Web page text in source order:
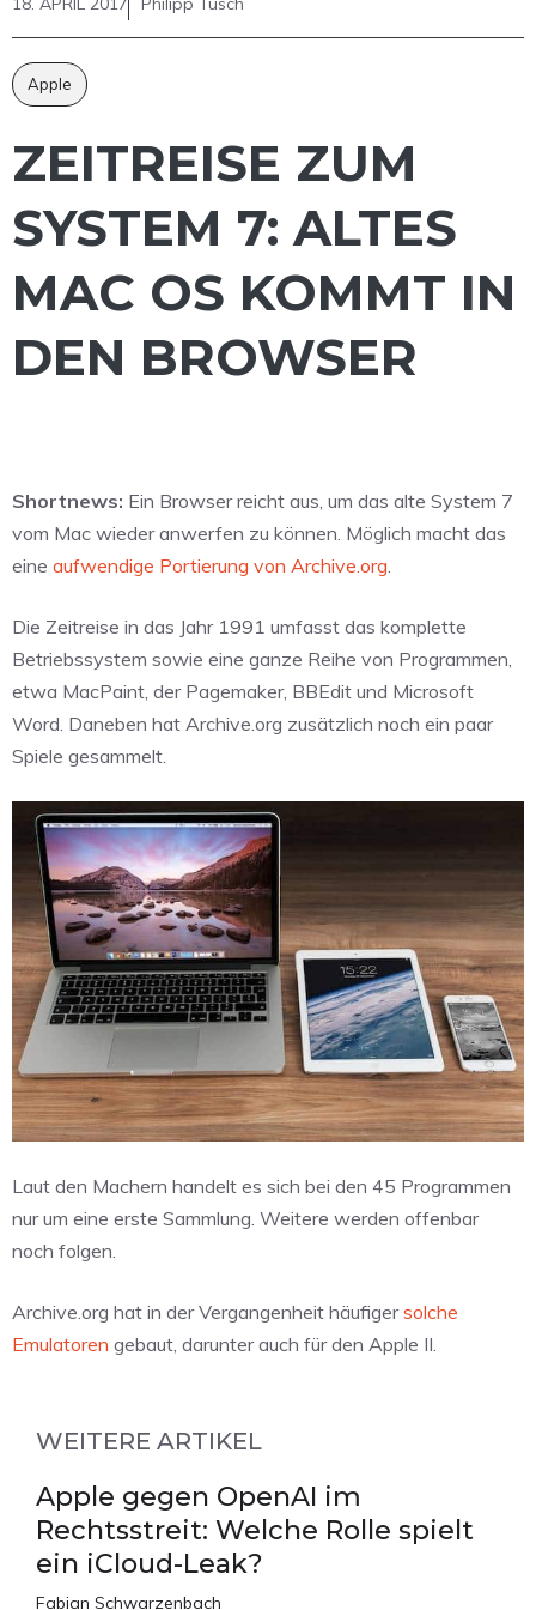
Apple
ZEITREISE ZUM
SYSTEM 7: ALTES
MAC OS KOMMT IN
DEN BROWSER
Shortnews: Ein Browser reicht aus, um das alte System 7
vom Mac wieder anwerfen zu können. Möglich macht das
eine aufwendige Portierung von Archive.org.
Die Zeitreise in das Jahr 1991 umfasst das komplette
Betriebssystem sowie eine ganze Reihe von Programmen,
etwa MacPaint, der Pagemaker, BBEdit und Microsoft
Word. Daneben hat Archive.org zusätzlich noch ein paar
Spiele gesammelt.
Laut den Machern handelt es sich bei den 45 Programmen
nur um eine erste Sammlung. Weitere werden offenbar
noch folgen.
Archive.org hat in der Vergangenheit häufigersolche
Emulatoren gebaut, darunter auch für den Apple II.
WEITERE ARTIKEL
Apple gegen OpenAI im
Rechtsstreit: Welche Rolle spielt
ein iCloud-Leak?
Fabian Schwarzenbach